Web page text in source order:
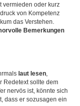
vermieden oder kurz
von Kompetenz
das Verstehen.
Bemerkungen
laut lesen,
Redetext sollte dem
nervös ist, könnte sich
dass er sozusagen ein